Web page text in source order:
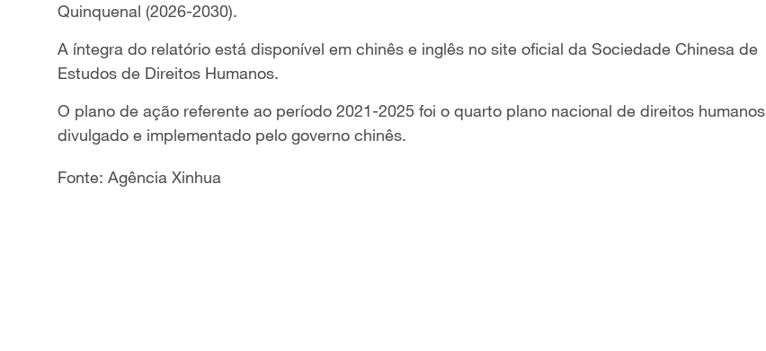
Quinquenal (2026-2030).
A íntegra do relatório está disponível em chinês e inglês no site oficial da Sociedade Chinesa de
Estudos de Direitos Humanos.
O plano de ação referente ao período 2021-2025 foi o quarto plano nacional de direitos humanos
divulgado e implementado pelo governo chinês.
Fonte: Agência Xinhua